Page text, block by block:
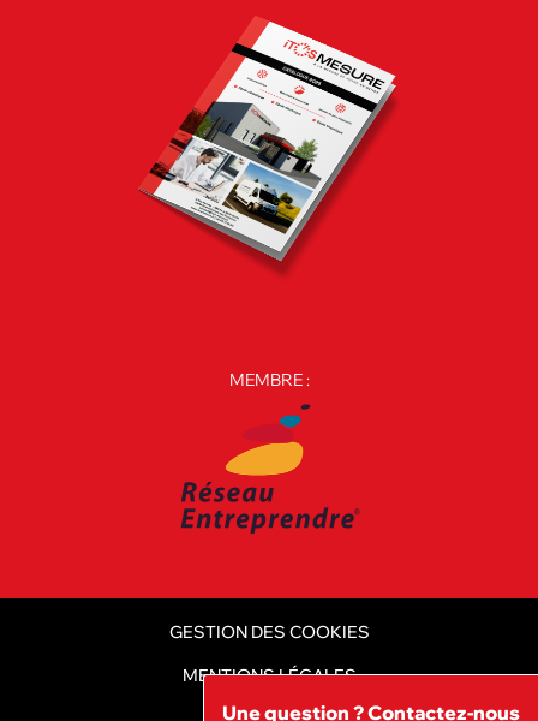
Une question ? Contactez-nous
MEMBRE :
GESTION DES COOKIES
MENTIONS LÉGALES